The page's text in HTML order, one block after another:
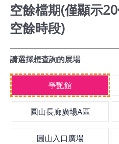
字
場
地
租
借
餘
檔
空餘檔期(僅顯示
空餘時段)
請選擇想查詢的展場
爭艷館
圓山長廊廣場A區
圓山入口廣場